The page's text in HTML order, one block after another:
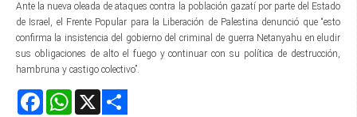
Ante la nueva oleada de ataques contra la población gazatí por parte del Estado
de Israel, el Frente Popular para la Liberación de Palestina denunció que “esto
confirma la insistencia del gobierno del criminal de guerra Netanyahu en eludir
sus obligaciones de alto el fuego y continuar con su política de destrucción,
hambruna y castigo colectivo”.
FacebookWhatsApp